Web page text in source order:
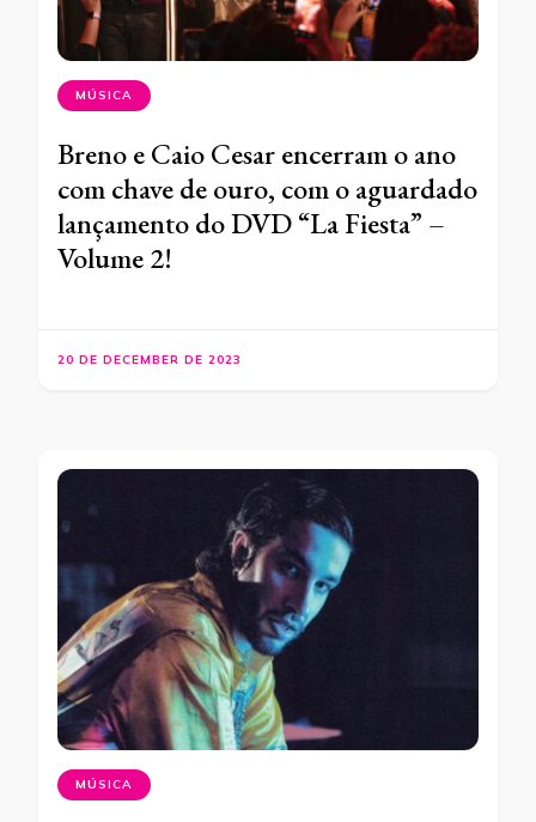
MÚSICA
Breno e Caio Cesar encerram o ano
com chave de ouro, com o aguardado
lançamento do DVD “La Fiesta” –
Volume 2!
20 DE DECEMBER DE 2023
MÚSICA